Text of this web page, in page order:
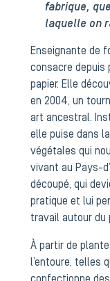
fabrique,
laquelle on
Enseignante de
consacre depuis
papier. Elle
en 2004, un
art ancestral.
elle puise dans
végétales qui
vivant au Pays-
découpé, qui
pratique et lui
travail autour du
À partir de
l’entoure, telles